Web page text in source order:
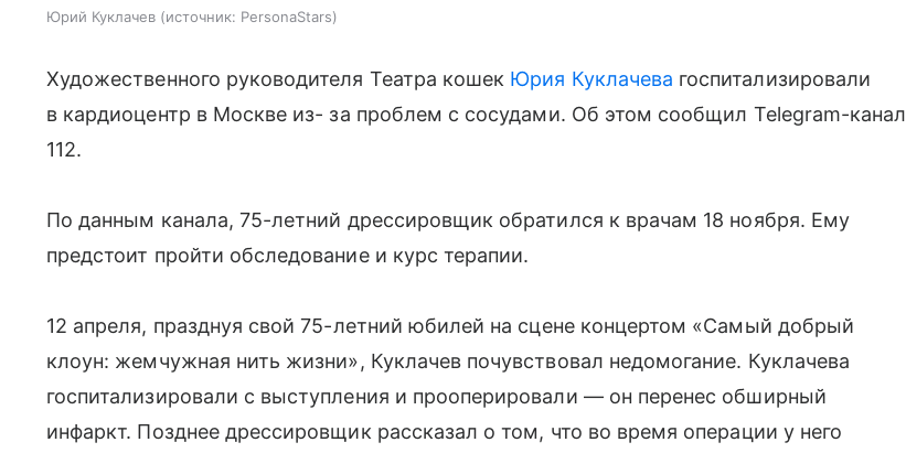
Юрий Куклачев источник: PersonaStars
Художественного руководителя Театра кошек Юрия Куклачева госпитализировали
в кардиоцентр в Москве из- за проблем с сосудами. Об этом сообщил Telegram-канал
112.
По данным канала, 75-летний дрессировщик обратился к врачам 18 ноября. Ему
предстоит пройти обследование и курс терапии.
12 апреля, празднуя свой 75-летний юбилей на сцене концертом «Самый добрый
клоун: жемчужная нить жизни», Куклачев почувствовал недомогание. Куклачева
госпитализировали с выступления и прооперировали — он перенес обширный
инфаркт. Позднее дрессировщик рассказал о том, что во время операции у него